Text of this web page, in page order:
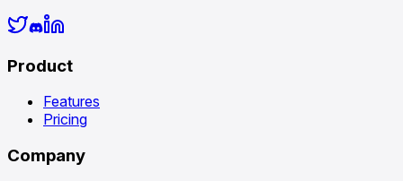
Product
Features
Pricing
Company